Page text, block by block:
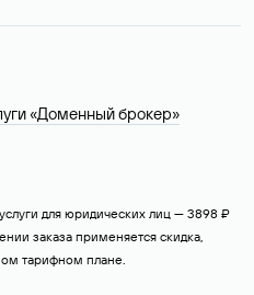
«Доменный брокер»
для юридических лиц — 3898 ₽
заказа применяется скидка,
тарифном плане.